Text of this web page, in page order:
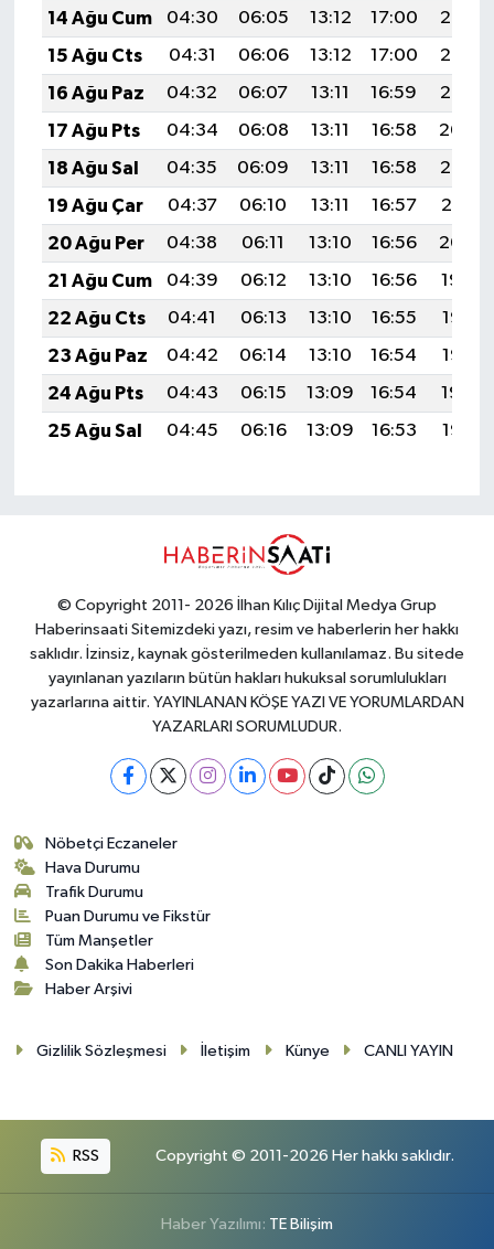
14 Ağu Cum
04:30 06:05 13:12 17:00
20:08
15 Ağu Cts
04:31 06:06 13:12 17:00
20:07
16 Ağu Paz
04:32 06:07 13:11 16:59
20:06
17 Ağu Pts
04:34 06:08 13:11 16:58
20:04
18 Ağu Sal
04:35 06:09 13:11 16:58
20:03
19 Ağu Çar
04:37 06:10 13:11 16:57
20:01
20 Ağu Per
04:38 06:11 13:10 16:56
20:00
21 Ağu Cum
04:39 06:12 13:10 16:56
19:59
22 Ağu Cts
04:41 06:13 13:10 16:55
19:57
23 Ağu Paz
04:42 06:14 13:10 16:54
19:56
24 Ağu Pts
04:43 06:15 13:09 16:54
19:54
25 Ağu Sal
04:45 06:16 13:09 16:53 19:53
© Copyright 2011- 2026 İlhan Kılıç Dijital Medya Grup
Haberinsaati Sitemizdeki yazı, resim ve haberlerin her hakkı
saklıdır. İzinsiz, kaynak gösterilmeden kullanılamaz. Bu sitede
yayınlanan yazıların bütün hakları hukuksal sorumlulukları
yazarlarına aittir. YAYINLANAN KÖŞE YAZI VE YORUMLARDAN
YAZARLARI SORUMLUDUR.
Nöbetçi Eczaneler
Hava Durumu
Trafik Durumu
Puan Durumu ve Fikstür
Tüm Manşetler
Son Dakika Haberleri
Haber Arşivi
Gizlilik Sözleşmesi İletişim Künye CANLI YAYIN
RSS Copyright © 2011-2026 Her hakkı saklıdır.
Haber Yazılımı: TE Bilişim